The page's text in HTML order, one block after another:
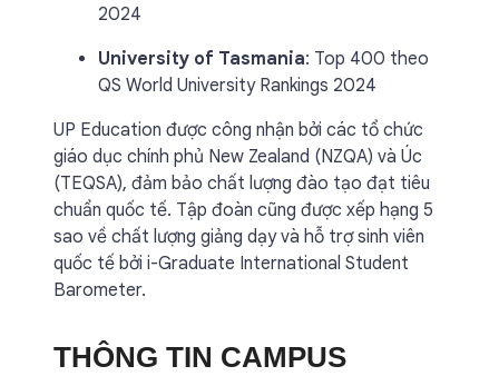
2024
University of Tasmania: Top 400 theo
QS World University Rankings 2024
UP Education được công nhận bởi các tổ chức
giáo dục chính phủ New Zealand (NZQA) và Úc
(TEQSA), đảm bảo chất lượng đào tạo đạt tiêu
chuẩn quốc tế. Tập đoàn cũng được xếp hạng 5
sao về chất lượng giảng dạy và hỗ trợ sinh viên
quốc tế bởi i-Graduate International Student
Barometer.
THÔNG TIN CAMPUS